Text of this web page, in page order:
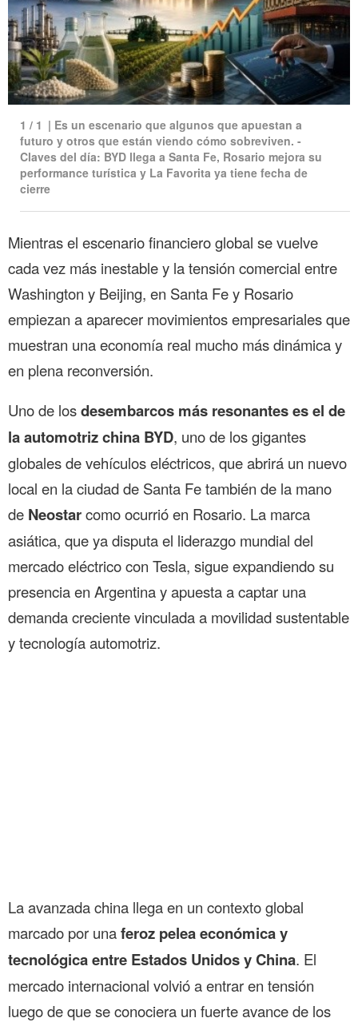
1 / 1 | Es un escenario que algunos que apuestan a
futuro y otros que están viendo cómo sobreviven. -
Claves del día: BYD llega a Santa Fe, Rosario mejora su
performance turística y La Favorita ya tiene fecha de
cierre
Mientras el escenario financiero global se vuelve
cada vez más inestable y la tensión comercial entre
Washington y Beijing, en Santa Fe y Rosario
empiezan a aparecer movimientos empresariales que
muestran una economía real mucho más dinámica y
en plena reconversión.
Uno de losdesembarcos más resonantes es el de
la automotriz china BYD, uno de los gigantes
globales de vehículos eléctricos, que abrirá un nuevo
local en la ciudad de Santa Fe también de la mano
de Neostarcomo ocurrió en Rosario. La marca
asiática, que ya disputa el liderazgo mundial del
mercado eléctrico con Tesla, sigue expandiendo su
presencia en Argentina y apuesta a captar una
demanda creciente vinculada a movilidad sustentable
y tecnología automotriz.
La avanzada china llega en un contexto global
marcado por unaferoz pelea económica y
tecnológica entre Estados Unidos y China. El
mercado internacional volvió a entrar en tensión
luego de que se conociera un fuerte avance de los